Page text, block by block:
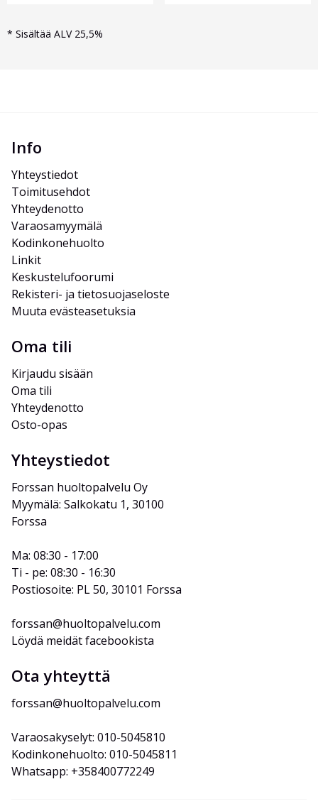
* Sisältää ALV 25,5%
Info
Yhteystiedot
Toimitusehdot
Yhteydenotto
Varaosamyymälä
Kodinkonehuolto
Linkit
Keskustelufoorumi
Rekisteri- ja tietosuojaseloste
Muuta evästeasetuksia
Oma tili
Kirjaudu sisään
Oma tili
Yhteydenotto
Osto-opas
Yhteystiedot
Forssan huoltopalvelu Oy
Myymälä: Salkokatu 1, 30100
Forssa
Ma: 08:30 - 17:00
Ti - pe: 08:30 - 16:30
Postiosoite: PL 50, 30101 Forssa
forssan@huoltopalvelu.com
Löydä meidät facebookista
Ota yhteyttä
forssan@huoltopalvelu.com
Varaosakyselyt: 010-5045810
Kodinkonehuolto: 010-5045811
Whatsapp: +358400772249